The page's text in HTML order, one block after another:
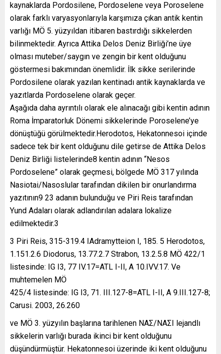
kaynaklarda Pordosilene, Pordoselene veya Poroselene
olarak farklı varyasyonlarıyla karşımıza çıkan antik kentin
varlığı MÖ 5. yüzyıldan itibaren bastırdığı sikkelerden
bilinmektedir. Ayrıca Attika Delos Deniz Birliği’ne üye
olması muteber/saygın ve zengin bir kent olduğunu
göstermesi bakımından önemlidir. İlk sikke serilerinde
Pordosilene olarak yazılan kentinadı antik kaynaklarda ve
yazıtlarda Pordoselene olarak geçer.
Aşağıda daha ayrıntılı olarak ele alınacağı gibi kentin adının
Roma İmparatorluk Dönemi sikkelerinde Poroselene’ye
dönüştüğü görülmektedir.Herodotos, Hekatonnesoi içinde
sadece tek bir kent olduğunu dile getirse de Attika Delos
Deniz Birliği listelerinde8 kentin adının “Nesos
Pordoselene” olarak geçmesi, bölgede MÖ 317 yılında
Nasiotai/Nasoslular tarafından dikilen bir onurlandırma
yazıtının9 23 adanın bulunduğu ve Piri Reis tarafından
Yund Adaları olarak adlandırılan adalara lokalize
edilmektedir.3
3 Piri Reis, 315-319.4 IAdramytteion I, 185. 5 Herodotos,
1.151.2.6 Diodorus, 13.77.2.7 Strabon, 13.2.5.8 MÖ 422/1
listesinde: IG I3, 77 IV.17=ATL I-II, A 10.IVV.17. Ve
muhtemelen MÖ
425/4 listesinde: IG I3, 71. III.127-8=ATL I-II, A 9.III.127-8;
Carusi. 2003, 26.260
ve MÖ 3. yüzyılın başlarına tarihlenen NAΣ/NAΣI lejandlı
sikkelerin varlığı burada ikinci bir kent olduğunu
düşündürmüştür. Hekatonnesoi üzerinde iki kent olduğunu